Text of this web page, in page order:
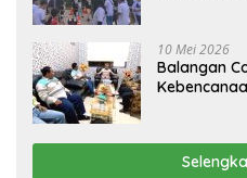
10 Mei 2026
Balangan